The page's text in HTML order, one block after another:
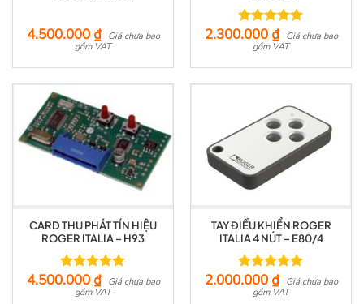
4.500.000 ₫
Giá chưa bao
gồm VAT
Được xếp
hạng5.00
2.300.000 ₫
Giá chưa bao
gồm VAT
CARD THU PHÁT TÍN HIỆU
ROGER ITALIA – H93
Được xếp
hạng5.00
4.500.000 ₫
Giá chưa bao
gồm VAT
TAY ĐIỀU KHIỂN ROGER
ITALIA 4 NÚT – E80/4
Được xếp
hạng5.00
2.000.000 ₫
Giá chưa bao
gồm VAT